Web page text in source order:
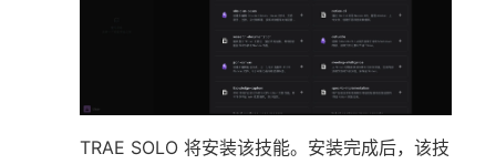
TRAE SOLO 将安装该技能。安装完成后，该技